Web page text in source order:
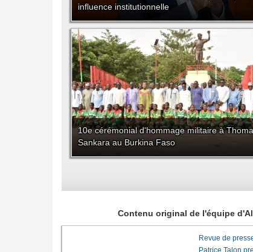
influence institutionnelle
10e cérémonial d'hommage militaire à
Sankara au Burkina Faso
Contenu original de l'équipe
Revue de